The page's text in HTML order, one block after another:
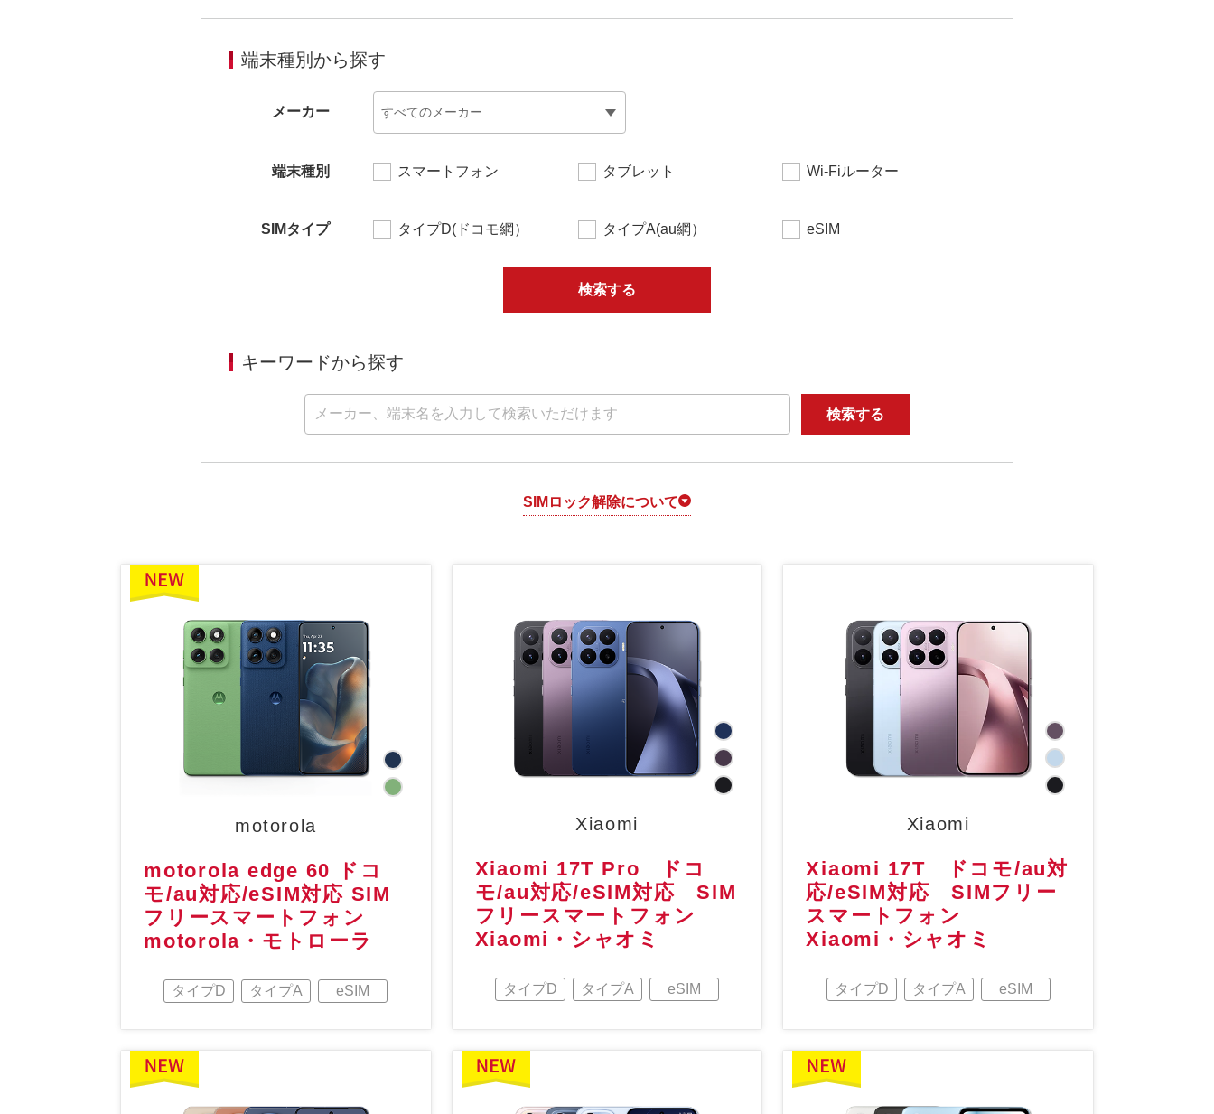
端末種別から探す
メーカー
端末種別 スマートフォン タブレット Wi-Fiルーター
SIMタイプ タイプD(ドコモ網） タイプA(au網） eSIM
検索する
キーワードから探す
検索する
SIMロック解除について
motorola
motorola edge 60 ドコ
モ/au対応/eSIM対応 SIM
フリースマートフォン
motorola・モトローラ
タイプD タイプA eSIM
Xiaomi
Xiaomi 17T Pro ドコ
モ/au対応/eSIM対応 SIM
フリースマートフォン
Xiaomi・シャオミ
タイプD タイプA eSIM
Xiaomi
Xiaomi 17T ドコモ/au対
応/eSIM対応 SIMフリー
スマートフォン
Xiaomi・シャオミ
タイプD タイプA eSIM